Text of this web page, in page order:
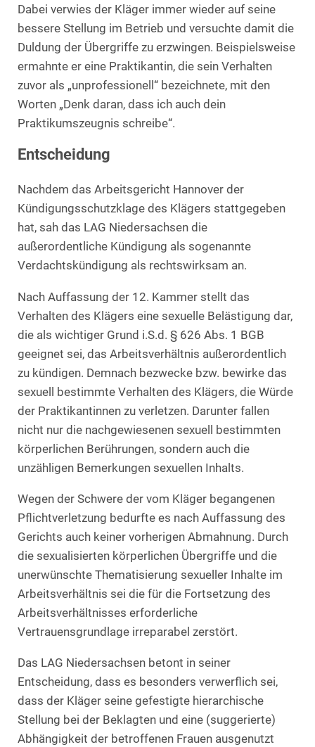
Dabei verwies der Kläger immer wieder auf seine
bessere Stellung im Betrieb und versuchte damit die
Duldung der Übergriffe zu erzwingen. Beispielsweise
ermahnte er eine Praktikantin, die sein Verhalten
zuvor als „unprofessionell“ bezeichnete, mit den
Worten „Denk daran, dass ich auch dein
Praktikumszeugnis schreibe“.
Entscheidung
Nachdem das Arbeitsgericht Hannover der
Kündigungsschutzklage des Klägers stattgegeben
hat, sah das LAG Niedersachsen die
außerordentliche Kündigung als sogenannte
Verdachtskündigung als rechtswirksam an.
Nach Auffassung der 12. Kammer stellt das
Verhalten des Klägers eine sexuelle Belästigung dar,
die als wichtiger Grund i.S.d. § 626 Abs. 1 BGB
geeignet sei, das Arbeitsverhältnis außerordentlich
zu kündigen. Demnach bezwecke bzw. bewirke das
sexuell bestimmte Verhalten des Klägers, die Würde
der Praktikantinnen zu verletzen. Darunter fallen
nicht nur die nachgewiesenen sexuell bestimmten
körperlichen Berührungen, sondern auch die
unzähligen Bemerkungen sexuellen Inhalts.
Wegen der Schwere der vom Kläger begangenen
Pflichtverletzung bedurfte es nach Auffassung des
Gerichts auch keiner vorherigen Abmahnung. Durch
die sexualisierten körperlichen Übergriffe und die
unerwünschte Thematisierung sexueller Inhalte im
Arbeitsverhältnis sei die für die Fortsetzung des
Arbeitsverhältnisses erforderliche
Vertrauensgrundlage irreparabel zerstört.
Das LAG Niedersachsen betont in seiner
Entscheidung, dass es besonders verwerflich sei,
dass der Kläger seine gefestigte hierarchische
Stellung bei der Beklagten und eine (suggerierte)
Abhängigkeit der betroffenen Frauen ausgenutzt